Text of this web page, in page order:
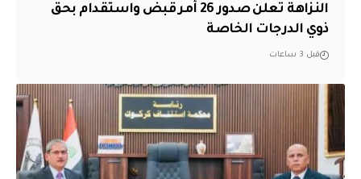
النزاهة تعلن صدور 26 أمر قبض واستقدام بحق
ذوي الدرجات الخاصة
قبل 3 ساعات